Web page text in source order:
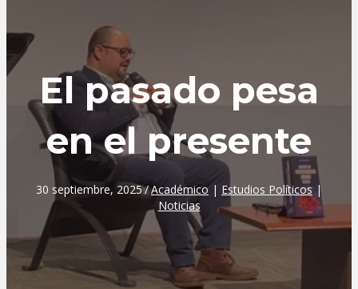
El pasado pesa
en el presente
30 septiembre, 2025/Académico| Estudios Políticos|
Noticias